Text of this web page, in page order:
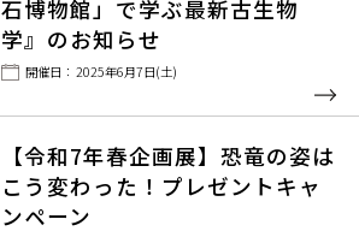
石博物館」で学ぶ最新古生物
学』のお知らせ
開催日： 2025年6月7日(土)
【令和7年春企画展】恐竜の姿は
こう変わった！プレゼントキャ
ンペーン